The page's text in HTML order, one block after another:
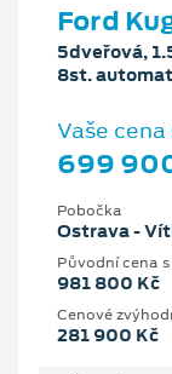
Ford
5dveřová,
8st.
Vaše cena
699
Pobočka
Ostrava -
Původní cena s
981 800 Kč
Cenové
281 900 Kč